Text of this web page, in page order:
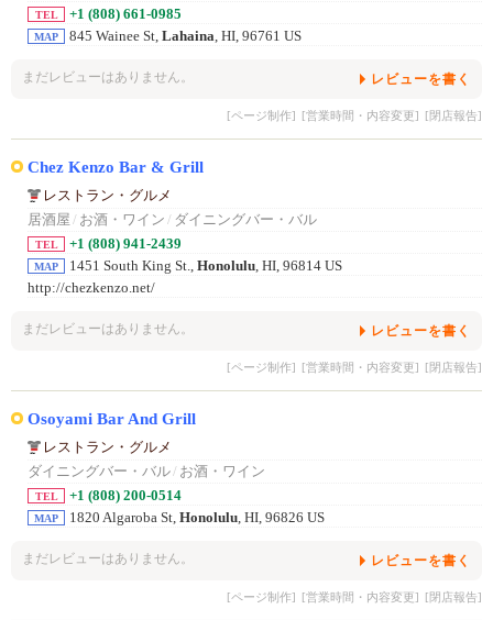
TEL +1 (808) 661-0985
MAP 845 Wainee St, Lahaina , HI, 96761 US
まだレビューはありません。 レビューを書く
[ページ制作] [営業時間・内容変更] [閉店報告]
Chez Kenzo Bar & Grill
レストラン・グルメ
居酒屋 / お酒・ワイン / ダイニングバー・バル
TEL +1 (808) 941-2439
MAP 1451 South King St., Honolulu , HI, 96814 US
http://chezkenzo.net/
まだレビューはありません。 レビューを書く
[ページ制作] [営業時間・内容変更] [閉店報告]
Osoyami Bar And Grill
レストラン・グルメ
ダイニングバー・バル/ お酒・ワイン
TEL +1 (808) 200-0514
MAP 1820 Algaroba St, Honolulu, HI, 96826 US
まだレビューはありません。 レビューを書く
[ページ制作] [営業時間・内容変更] [閉店報告]